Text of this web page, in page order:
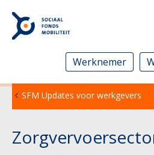
Werknemer
SFM Updates voor werkgevers